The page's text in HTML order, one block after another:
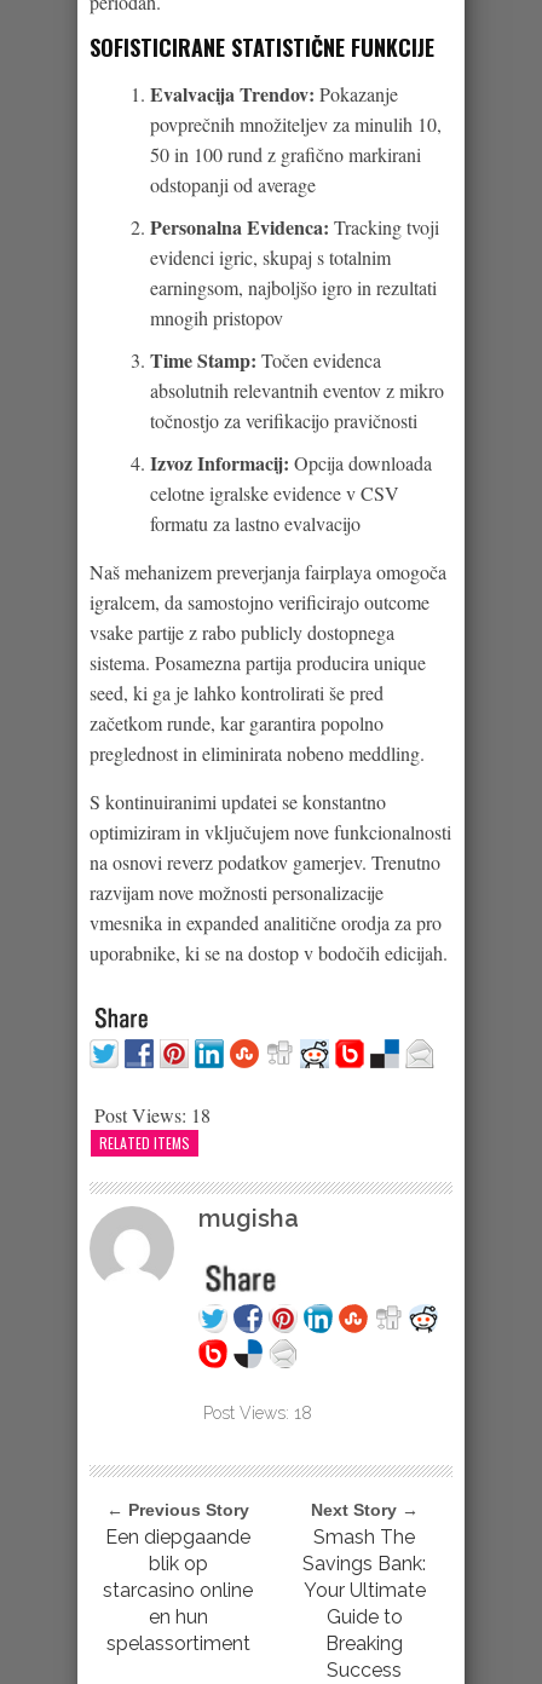
SOFISTICIRANE STATISTIČNE FUNKCIJE
Evalvacija Trendov: Pokazanje
povprečnih množiteljev za minulih 10,
50 in 100 rund z grafično markirani
odstopanji od average
Personalna Evidenca: Tracking tvoji
evidenci igric, skupaj s totalnim
earningsom, najboljšo igro in rezultati
mnogih pristopov
Time Stamp: Točen evidenca
absolutnih relevantnih eventov z mikro
točnostjo za verifikacijo pravičnosti
Izvoz Informacij: Opcija downloada
celotne igralske evidence v CSV
formatu za lastno evalvacijo
Naš mehanizem preverjanja fairplaya omogoča
igralcem, da samostojno verificirajo outcome
vsake partije z rabo publicly dostopnega
sistema. Posamezna partija producira unique
seed, ki ga je lahko kontrolirati še pred
začetkom runde, kar garantira popolno
preglednost in eliminirata nobeno meddling.
S kontinuiranimi updatei se konstantno
optimiziram in vključujem nove funkcionalnosti
na osnovi reverz podatkov gamerjev. Trenutno
razvijam nove možnosti personalizacije
vmesnika in expanded analitične orodja za pro
uporabnike, ki se na dostop v bodočih edicijah.
Post Views: 18
RELATED ITEMS
mugisha
Post Views: 18
← Previous Story
Een diepgaande
blik op
starcasino online
en hun
spelassortiment
Next Story →
Smash The
Savings Bank:
Your Ultimate
Guide to
Breaking
Success